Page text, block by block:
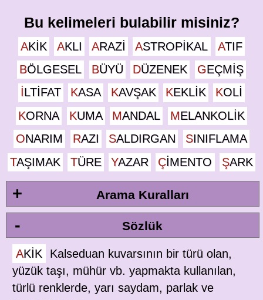
Bu kelimeleri bulabilir misiniz?
AKIK AKLI ARAZI ASTROPIKAL
ATIF
BÖLGESEL
BÜYÜ DÜZENEK
GEÇMIŞ
ILTIFAT
KASA KAVŞAK KEKLIK
KOLI
KORNA
KUMA MANDAL
MELANKOLIK
ONARIM
RAZI SALDIRGAN
SINIFLAMA
TAŞIMAK
TÜRE YAZAR ÇIMENTO ŞARK
+ Arama Kuralları
- Sözlük
AKIK
Kalseduan kuvarsının bir türü olan,
yüzük taşı, mühür vb. yapmakta kullanılan,
türlü renklerde, yarı saydam, parlak ve